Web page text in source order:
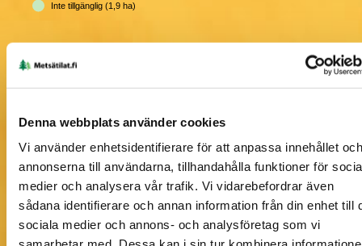
Denna webbplats använder cookies
Vi använder enhetsidentifierare för att anpassa innehållet och
annonserna till användarna, tillhandahålla funktioner för
medier och analysera vår trafik. Vi vidarebefordrar även
sådana identifierare och annan information från din enhet till
sociala medier och annons- och analysföretag som vi
Inte tillgänglig (1,9 ha)
Information om skogstillgångar på karta